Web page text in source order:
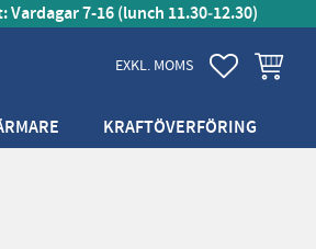
Vardagar 7-16 (lunch 11.30‑12.30)
EXKL. MOMS FAVORITER
KRAFTÖVERFÖRING